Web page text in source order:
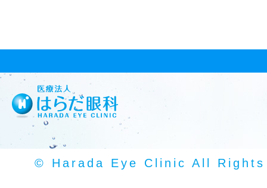
© Harada Eye Clinic All